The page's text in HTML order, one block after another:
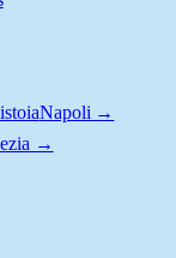
Napoli →
→